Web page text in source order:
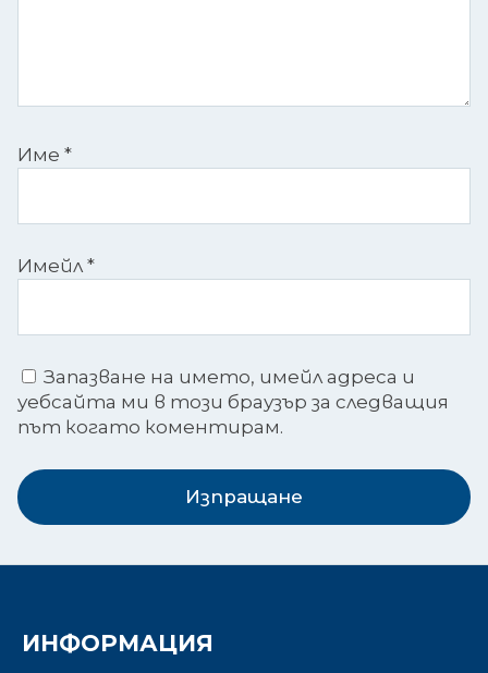
Име *
Имейл *
Запазване на името, имейл адреса и
уебсайта ми в този браузър за следващия
път когато коментирам.
Изпращане
ИНФОРМАЦИЯ